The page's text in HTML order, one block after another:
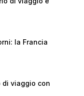
la Francia
di viaggio con